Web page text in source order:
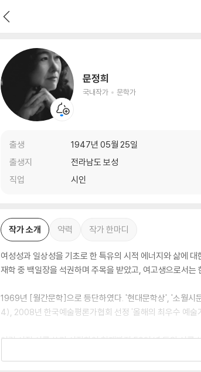
문정희
국내작가 문학가
출생
1947년 05월 25일
출생지
전라남도 보성
직업
시인
작가 소개 약력 작가 한마디
여성성과 일상성을 기초로 한 특유의 시적 에너지와 삶에
재학 중 백일장을 석권하며 주목을 받았고, 여고생으로서는
1969년 [월간문학]으로 등단하였다. '현대문학상', '소월시
4), 2008년 한국예술평론가협회 선정 '올해의 최우수 예
어린 시절 시를 쓰기 시작하여 현재까지 50여 년 동안 시를
집, 논문, 편저 등이 있으며 영어를 비롯한 11개국의 언어로